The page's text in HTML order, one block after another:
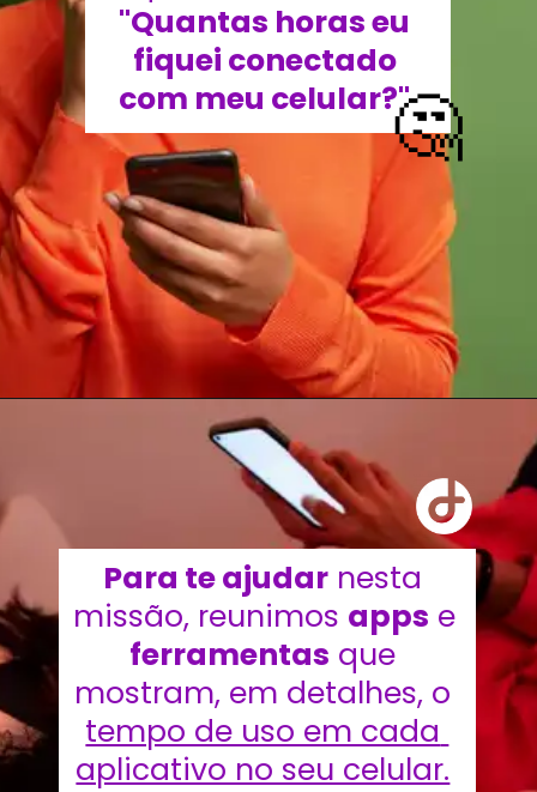
"Quantas horas eu
fiquei conectado
com meu celular?" 🤔
Para te ajudar nesta
missão, reunimos apps
e
ferramentas que
tempo de uso em cada
aplicativo no seu celular.